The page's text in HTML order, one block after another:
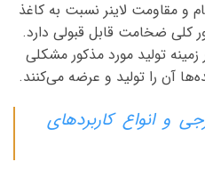
و مقاومت لاینر نسبت به کاغذ
کلی ضخامت قابل قبولی دارد.
تولید مورد مذکور مشکلی
آن را تولید و عرضه می‌کنند.
و انواع کاربردهای